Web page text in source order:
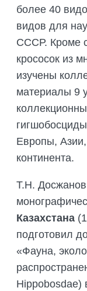
более 40
видов для
СССР. Кроме
крососок из
изучены
материалы 9
Европы,
континента.
Т.Н.
Казахстана
подготовил
«Фауна,